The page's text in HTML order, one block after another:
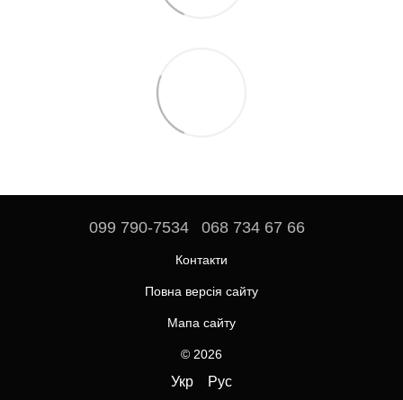
099 790-7534 068 734 67 66
Контакти
Повна версія сайту
Мапа сайту
© 2026
Укр Рус